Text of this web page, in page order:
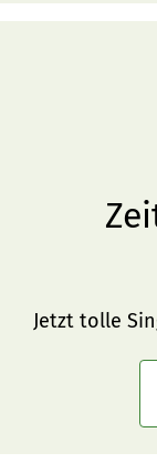
Jetzt tolle